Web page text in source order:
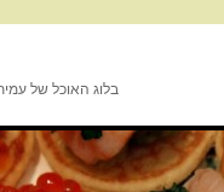
בלוג האוכל של